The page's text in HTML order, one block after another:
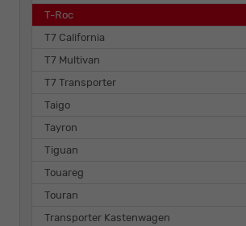
T-Roc
T7 California
T7 Multivan
T7 Transporter
Taigo
Tayron
Tiguan
Touareg
Touran
Transporter Kastenwagen